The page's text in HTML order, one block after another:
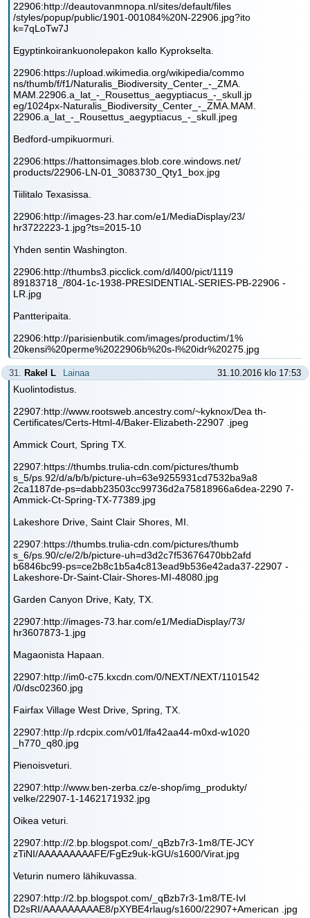
22906:http://deautovanmnopa.nl/sites/default/files
/styles/popup/public/1901-001084%20N-22906.jpg?ito
k=7qLoTw7J
Egyptinkoirankuonolepakon kallo Kyprokselta.
22906:https://upload.wikimedia.org/wikipedia/commo
ns/thumb/f/f1/Naturalis_Biodiversity_Center_-_ZMA.
MAM.22906.a_lat_-_Rousettus_aegyptiacus_-_skull.jp
eg/1024px-Naturalis_Biodiversity_Center_-_ZMA.MAM.
22906.a_lat_-_Rousettus_aegyptiacus_-_skull.jpeg
Bedford-umpikuormuri.
22906:https://hattonsimages.blob.core.windows.net/
products/22906-LN-01_3083730_Qty1_box.jpg
Tiilitalo Texasissa.
22906:http://images-23.har.com/e1/MediaDisplay/23/
hr3722223-1.jpg?ts=2015-10
Yhden sentin Washington.
22906:http://thumbs3.picclick.com/d/l400/pict/1119
89183718_/804-1c-1938-PRESIDENTIAL-SERIES-PB-22906 -
LR.jpg
Pantteripaita.
22906:http://parisienbutik.com/images/productim/1%
20kensi%20perme%2022906b%20s-l%20idr%20275.jpg
31. Rakel L Lainaa 31.10.2016 klo 17:53
Kuolintodistus.
22907:http://www.rootsweb.ancestry.com/~kyknox/Dea th-
Certificates/Certs-Html-4/Baker-Elizabeth-22907 .jpeg
Ammick Court, Spring TX.
22907:https://thumbs.trulia-cdn.com/pictures/thumb
s_5/ps.92/d/a/b/b/picture-uh=63e9255931cd7532ba9a8
2ca1187de-ps=dabb23503cc99736d2a75818966a6dea-2290 7-
Ammick-Ct-Spring-TX-77389.jpg
Lakeshore Drive, Saint Clair Shores, MI.
22907:https://thumbs.trulia-cdn.com/pictures/thumb
s_6/ps.90/c/e/2/b/picture-uh=d3d2c7f53676470bb2afd
b6846bc99-ps=ce2b8c1b5a4c813ead9b536e42ada37-22907 -
Lakeshore-Dr-Saint-Clair-Shores-MI-48080.jpg
Garden Canyon Drive, Katy, TX.
22907:http://images-73.har.com/e1/MediaDisplay/73/
hr3607873-1.jpg
Magaonista Hapaan.
22907:http://im0-c75.kxcdn.com/0/NEXT/NEXT/1101542
/0/dsc02360.jpg
Fairfax Village West Drive, Spring, TX.
22907:http://p.rdcpix.com/v01/lfa42aa44-m0xd-w1020
_h770_q80.jpg
Pienoisveturi.
22907:http://www.ben-zerba.cz/e-shop/img_produkty/
velke/22907-1-1462171932.jpg
Oikea veturi.
22907:http://2.bp.blogspot.com/_qBzb7r3-1m8/TE-JCY
zTiNI/AAAAAAAAAFE/FgEz9uk-kGU/s1600/Virat.jpg
Veturin numero lähikuvassa.
22907:http://2.bp.blogspot.com/_qBzb7r3-1m8/TE-Ivl
D2sRI/AAAAAAAAAE8/pXYBE4rlaug/s1600/22907+American .jpg